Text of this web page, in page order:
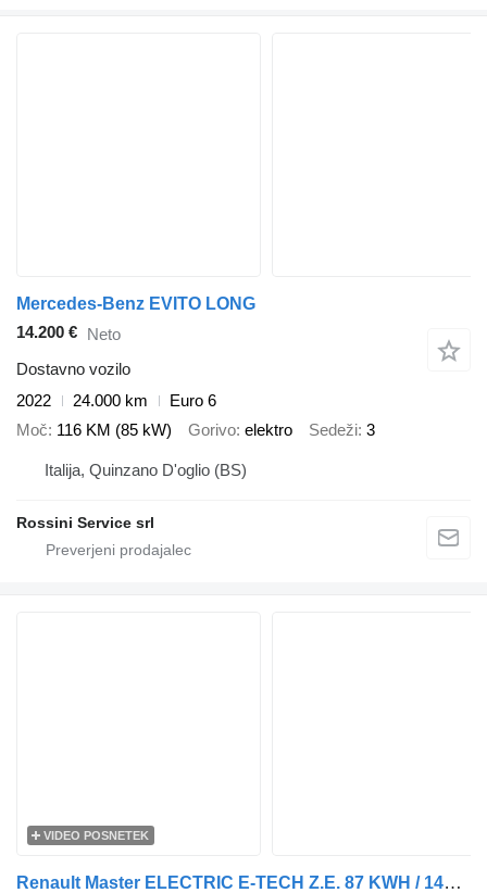
Mercedes-Benz EVITO LONG
14.200 € Neto
Dostavno vozilo
2022
24.000 km
Euro 6
Moč 116 KM (85 kW) Gorivo elektro Sedeži 3
Italija, Quinzano D'oglio (BS)
Rossini Service srl
VIDEO POSNETEK
Renault Master ELECTRIC E-TECH Z.E. 87 KWH / 145 PK - L3H2 GESLOTEN - 20